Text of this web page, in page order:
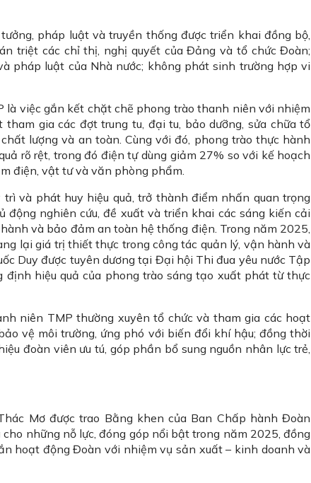
pháp luật và truyền thống được triển khai đồng bộ,
triệt các chỉ thị, nghị quyết của Đảng và tổ chức Đoàn;
pháp luật của Nhà nước; không phát sinh trường hợp vi
việc gắn kết chặt chẽ phong trào thanh niên với nhiệm
gia các đợt trung tu, đại tu, bảo dưỡng, sửa chữa tổ
lượng và an toàn. Cùng với đó, phong trào thực hành
rõ rệt, trong đó điện tự dùng giảm 27% so với kế hoạch
điện, vật tư và văn phòng phẩm.
và phát huy hiệu quả, trở thành điểm nhấn quan trọng
nghiên cứu, đề xuất và triển khai các sáng kiến cải
và bảo đảm an toàn hệ thống điện. Trong năm 2025,
lại giá trị thiết thực trong công tác quản lý, vận hành và
Duy được tuyên dương tại Đại hội Thi đua yêu nước Tập
hiệu quả của phong trào sáng tạo xuất phát từ thực
niên TMP thường xuyên tổ chức và tham gia các hoạt
vệ môi trường, ứng phó với biến đổi khí hậu; đồng thời
đoàn viên ưu tú, góp phần bổ sung nguồn nhân lực trẻ,
Mơ được trao Bằng khen của Ban Chấp hành Đoàn
những nỗ lực, đóng góp nổi bật trong năm 2025, đồng
hoạt động Đoàn với nhiệm vụ sản xuất – kinh doanh và